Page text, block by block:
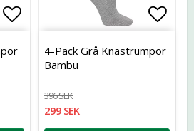
Lägg till i favoritlistan
4-Pack Grå Knästrumpor
Bambu
396 SEK
299 SEK